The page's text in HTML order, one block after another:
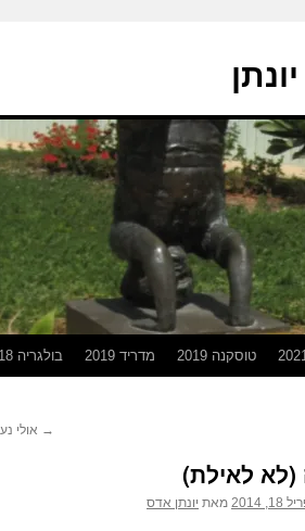
בולגריה 2018 מדריד 2019 טוסקנה 2019
→ אולי
(לא לאילת)
2014 מאת יונתן אדס